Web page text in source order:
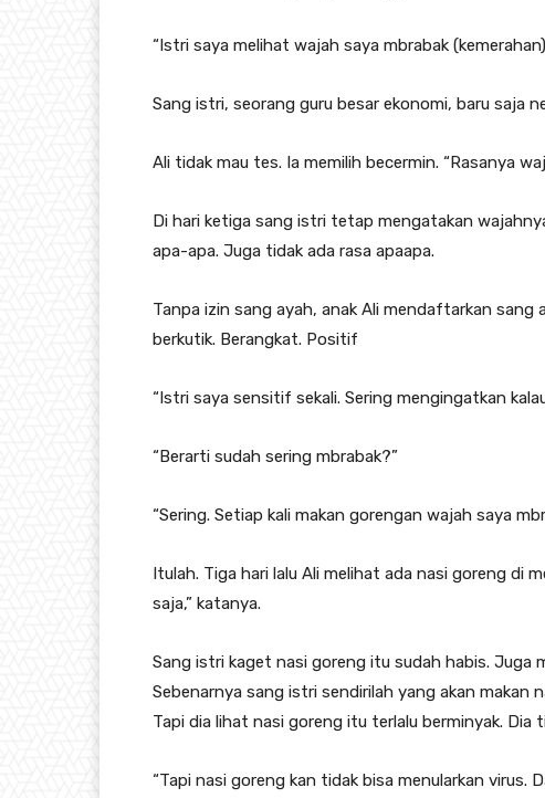
“Istri saya melihat wajah saya mbrabak
Sang istri, seorang guru besar ekonomi, baru saja
Ali tidak mau tes. Ia memilih becermin. “Rasanya
Di hari ketiga sang istri tetap mengatakan
apa-apa. Juga tidak ada rasa apaapa.
Tanpa izin sang ayah, anak Ali mendaftarkan
berkutik. Berangkat. Positif
“Istri saya sensitif sekali. Sering mengingatkan
“Berarti sudah sering mbrabak?”
“Sering. Setiap kali makan gorengan wajah saya
Itulah. Tiga hari lalu Ali melihat ada nasi goreng di
saja,” katanya.
Sang istri kaget nasi goreng itu sudah habis. Juga
Sebenarnya sang istri sendirilah yang akan makan
Tapi dia lihat nasi goreng itu terlalu berminyak. Dia
“Tapi nasi goreng kan tidak bisa menularkan virus.